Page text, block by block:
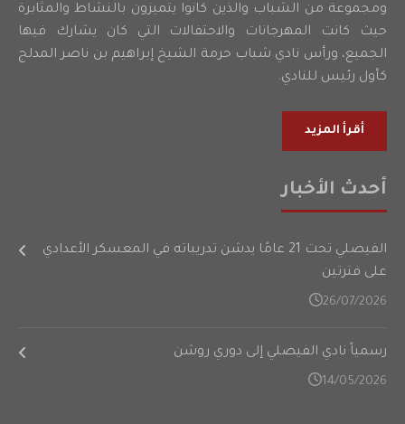
ومجموعة من الشباب والذين كانوا يتميزون بالنشاط والمثابرة
حيث كانت المهرجانات والاحتفالات التي كان يشارك فيها
الجميع، ورأس نادي شباب حرمة الشيخ إبراهيم بن ناصر المدلج
كأول رئيس للنادي.
أقرأ المزيد
أحدث الأخبار
الفيصلي تحت 21 عامًا يدشن تدريباته في المعسكر الأعدادي
على فترتين
26/07/2026
رسمياً نادي الفيصلي إلى دوري روشن
14/05/2026